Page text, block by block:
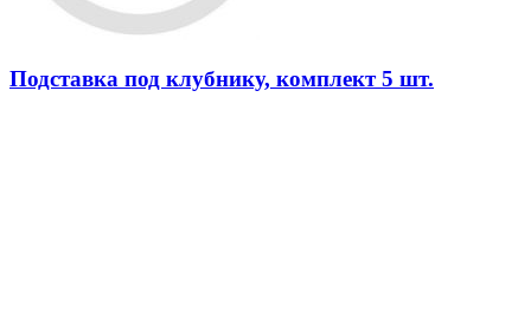
Подставка под клубнику, комплект 5 шт.